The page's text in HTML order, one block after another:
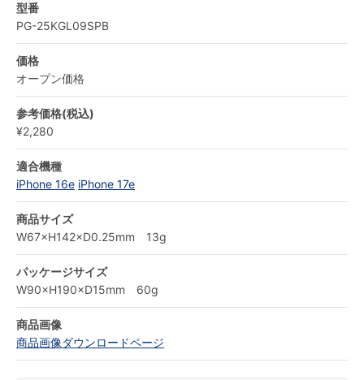
型番
PG-25KGL09SPB
価格
オープン価格
参考価格(税込)
¥2,280
適合機種
iPhone 16e iPhone 17e
商品サイズ
W67×H142×D0.25mm 13g
パッケージサイズ
W90×H190×D15mm 60g
商品画像
商品画像ダウンロードページ